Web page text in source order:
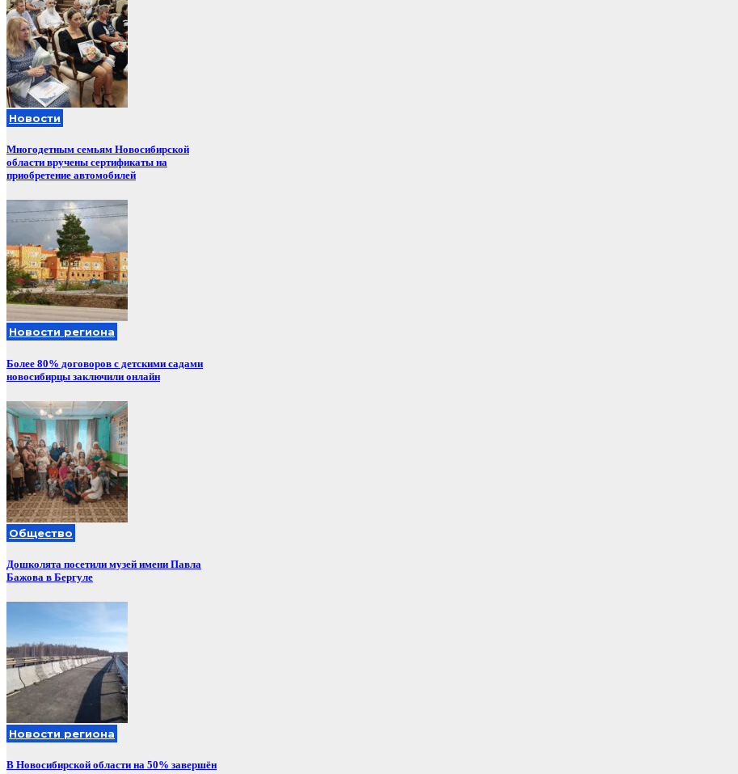
Новости
Многодетным семьям Новосибирской
области вручены сертификаты на
приобретение автомобилей
Новости региона
Более 80% договоров с детскими садами
новосибирцы заключили онлайн
Общество
Дошколята посетили музей имени Павла
Бажова в Бергуле
Новости региона
В Новосибирской области на 50% завершён